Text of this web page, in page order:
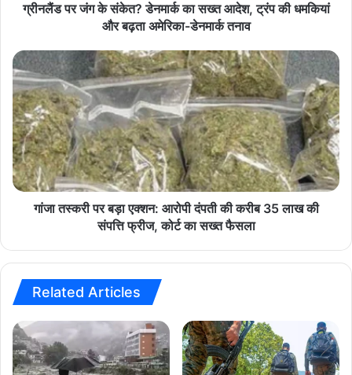
latest news
?
डे
न
मा
र्क
का
स
ख्त
आ
ट्रं
की
ध
म
कि
यां
औ
ग्रीनलैंड पर जंग के संकेत? डेनमार्क का सख्त आदेश, ट्रंप की धमकियां
और बढ़ता अमेरिका-डेनमार्क तनाव
गां
जा
त
स्क
री
प
र
ब
ड़ा
रो
पी
दं
प
ती
की
गांजा तस्करी पर बड़ा एक्शन: आरोपी दंपती की करीब 35 लाख की
संपत्ति फ्रीज, कोर्ट का सख्त फैसला
Related Articles